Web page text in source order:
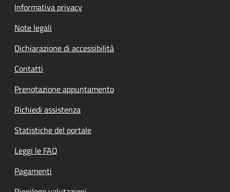
Informativa privacy
Note legali
Dichiarazione di accessibilità
Contatti
Prenotazione appuntamento
Richiedi assistenza
Statistiche del portale
Leggi le FAQ
Pagamenti